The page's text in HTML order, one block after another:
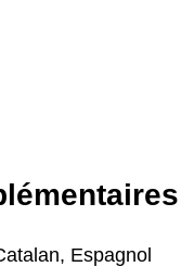
Espagnol